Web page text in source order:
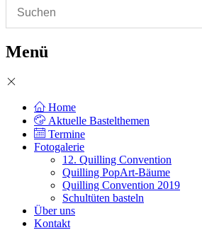
Menü
Home
Aktuelle Bastelthemen
Termine
Fotogalerie
12. Quilling Convention
Quilling PopArt-Bäume
Quilling Convention 2019
Schultüten basteln
Über uns
Kontakt